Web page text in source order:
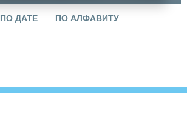
ПО ДАТЕ ПО АЛФАВИТУ